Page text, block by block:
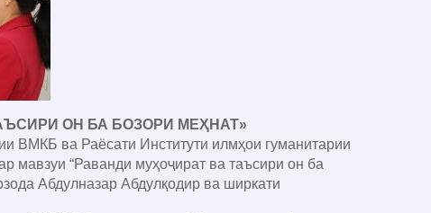
ОН БА БОЗОРИ МЕҲНАТ»
ва Раёсати Институти илмҳои гуманитарии
“Раванди муҳоҷират ва таъсири он ба
Абдулназар Абдулқодир ва ширкати